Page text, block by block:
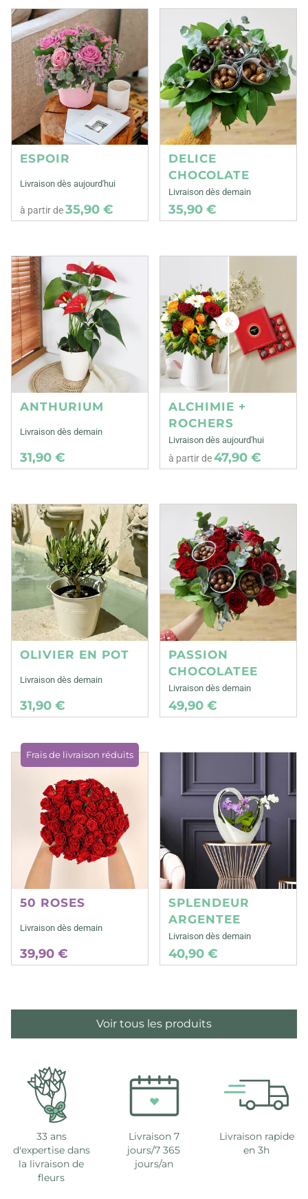
ESPOIR
Livraison dès aujourd'hui
à partir de35,90 €
DELICE
CHOCOLATE
Livraison dès demain
35,90 €
ANTHURIUM
Livraison dès demain
31,90 €
ALCHIMIE +
ROCHERS
Livraison dès aujourd'hui
à partir de47,90 €
OLIVIER EN POT
Livraison dès demain
31,90 €
PASSION
CHOCOLATEE
Livraison dès demain
49,90 €
Frais de livraison réduits
50 ROSES
Livraison dès demain
39,90 €
SPLENDEUR
ARGENTEE
Livraison dès demain
40,90 €
Voir tous les produits
33 ans
d'expertise dans
la livraison de
fleurs
Livraison 7
jours/7 365
jours/an
Livraison rapide
en 3h